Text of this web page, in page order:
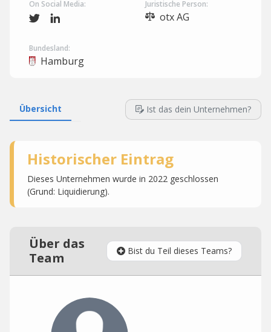
On Social Media: Juristische Person:
otx AG
Bundesland:
Hamburg
Übersicht Ist das dein Unternehmen?
Historischer Eintrag
Dieses Unternehmen wurde in 2022 geschlossen
(Grund: Liquidierung).
Über das
Team
Bist du Teil dieses Teams?